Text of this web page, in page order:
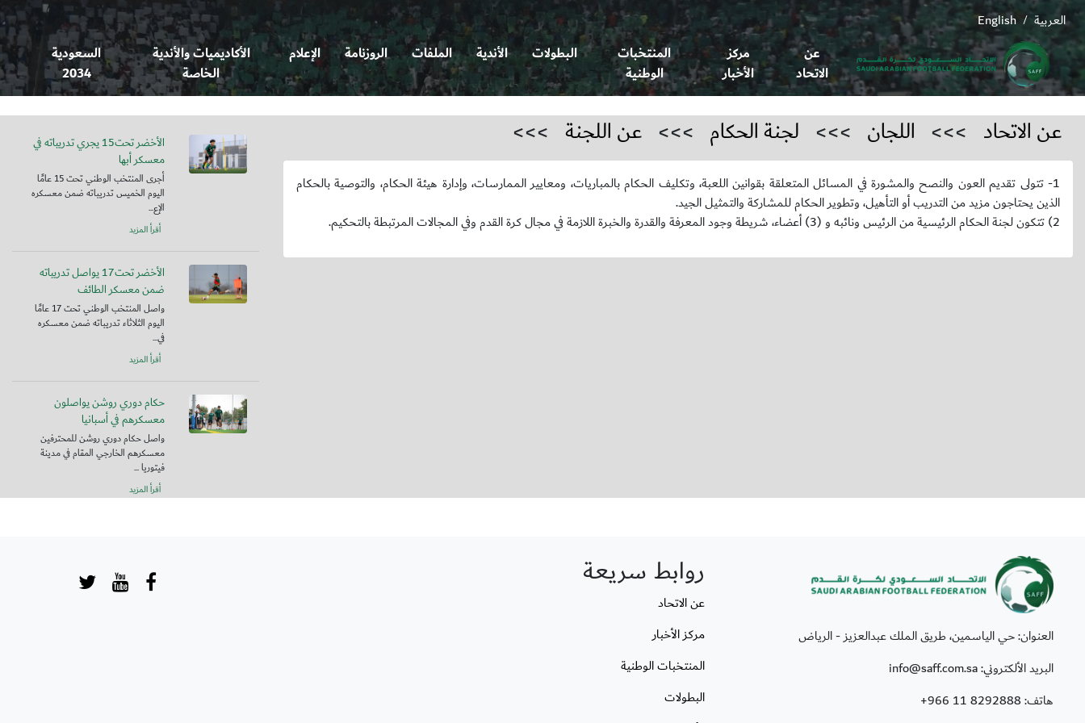
English / العربية
عن
الاتحاد
مركز
الأخبار
المنتخبات
الوطنية
البطولات الأندية الملفات الروزنامة الإعلام
الأكاديميات والأندية
الخاصة
السعودية
2034
عن الاتحاد >>> اللجان >>> لجنة الحكام >>> عن اللجنة >>>
1- تتولى تقديم العون والنصح والمشورة في المسائل المتعلقة بقوانين اللعبة، وتكليف الحكام بالمباريات، ومعايير الممارسات، وإدارة هيئة الحكام، والتوصية بالحكام
الذين يحتاجون مزيد من التدريب أو التأهيل، وتطوير الحكام للمشاركة والتمثيل الجيد.
2) تتكون لجنة الحكام الرئيسية من الرئيس ونائبه و (3) أعضاء، شريطة وجود المعرفة والقدرة والخبرة اللازمة في مجال كرة القدم وفي المجالات المرتبطة بالتحكيم.
الأخضر تحت15 يجري تدريباته في
معسكر أبها
أجرى المنتخب الوطني تحت 15 عامًا
اليوم الخميس تدريباته ضمن معسكره
الإع...
أقرأ المزيد
الأخضر تحت17 يواصل تدريباته
ضمن معسكر الطائف
واصل المنتخب الوطني تحت 17 عامًا
اليوم الثلاثاء تدريباته ضمن معسكره
في...
أقرأ المزيد
حكام دوري روشن يواصلون
معسكرهم في أسبانيا
واصل حكام دوري روشن للمحترفين
معسكرهم الخارجي المقام في مدينة
فيتوريا ...
أقرأ المزيد
العنوان: حي الياسمين، طريق الملك عبدالعزيز - الرياض
البريد الألكتروني: info@saff.com.sa
هاتف:+966 11 8292888
روابط سريعة
عن الاتحاد
مركز الأخبار
المنتخبات الوطنية
البطولات